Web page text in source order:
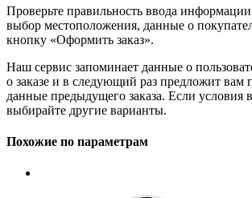
Проверьте правильность ввода
выбор местоположения, данные о
кнопку «Оформить заказ».
Наш сервис запоминает данные о
о заказе и в следующий раз предложит вам
данные предыдущего заказа. Если условия
выбирайте другие варианты.
Похожие по параметрам